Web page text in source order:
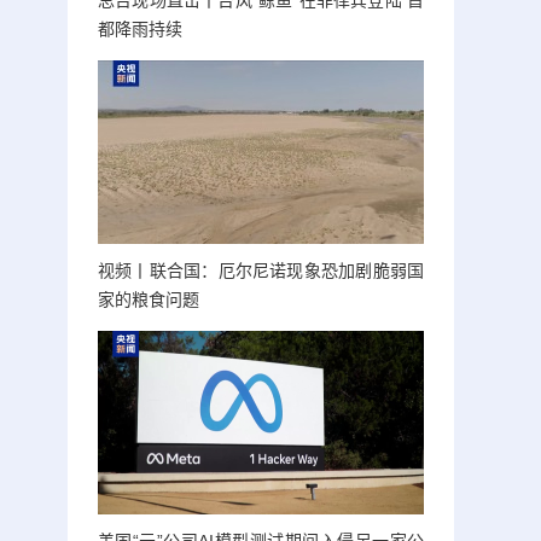
都降雨持续
视频丨联合国：厄尔尼诺现象恐加剧脆弱国
家的粮食问题